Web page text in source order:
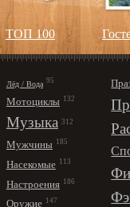
ТОП 100
Лёд / Вода 95
Мотоциклы 132
Музыка 312
Мужчины 185
Насекомые 113
Настроения 186
Оружие 147